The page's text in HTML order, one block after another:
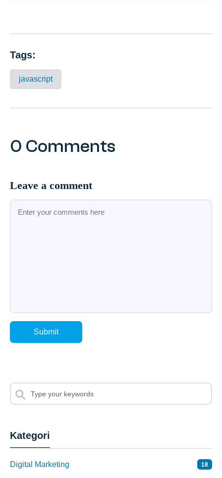
Tags:
javascript
0 Comments
Leave a comment
Submit
Kategori
Digital Marketing 18